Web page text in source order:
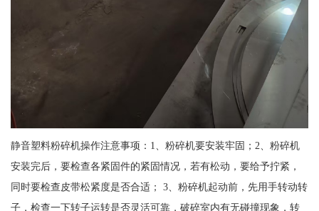
静音塑料粉碎机操作注意事项：1、粉碎机要安装牢固；2、粉碎机
安装完后，要检查各紧固件的紧固情况，若有松动，要给予拧紧，
同时要检查皮带松紧度是否合适； 3、粉碎机起动前，先用手转动转
子，检查一下转子运转是否灵活可靠，破碎室内有无碰撞现象，转